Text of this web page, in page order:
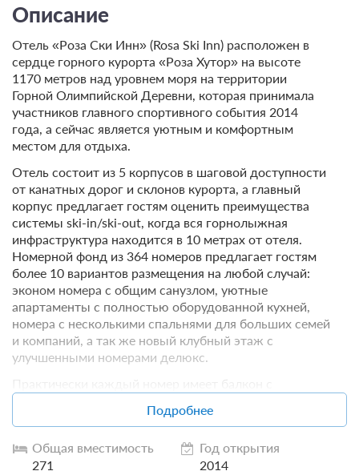
Описание
Отель «Роза Ски Инн» (Rosa Ski Inn) расположен в
сердце горного курорта «Роза Хутор» на высоте
1170 метров над уровнем моря на территории
Горной Олимпийской Деревни, которая принимала
участников главного спортивного события 2014
года, а сейчас является уютным и комфортным
местом для отдыха.
Отель состоит из 5 корпусов в шаговой доступности
от канатных дорог и склонов курорта, а главный
корпус предлагает гостям оценить преимущества
системы ski-in/ski-out, когда вся горнолыжная
инфраструктура находится в 10 метрах от отеля.
Номерной фонд из 364 номеров предлагает гостям
более 10 вариантов размещения на любой случай:
эконом номера с общим санузлом, уютные
апартаменты с полностью оборудованной кухней,
номера с несколькими спальнями для больших семей
и компаний, а так же новый клубный этаж с
улучшенными номерами делюкс.
потрясающим видом на горные вершины. В каждом
номере для вас электрический чайник, холодильник,
Подробнее
Общая вместимость
271
Год открытия
2014